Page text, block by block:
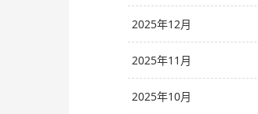
2025年12月
2025年11月
2025年10月